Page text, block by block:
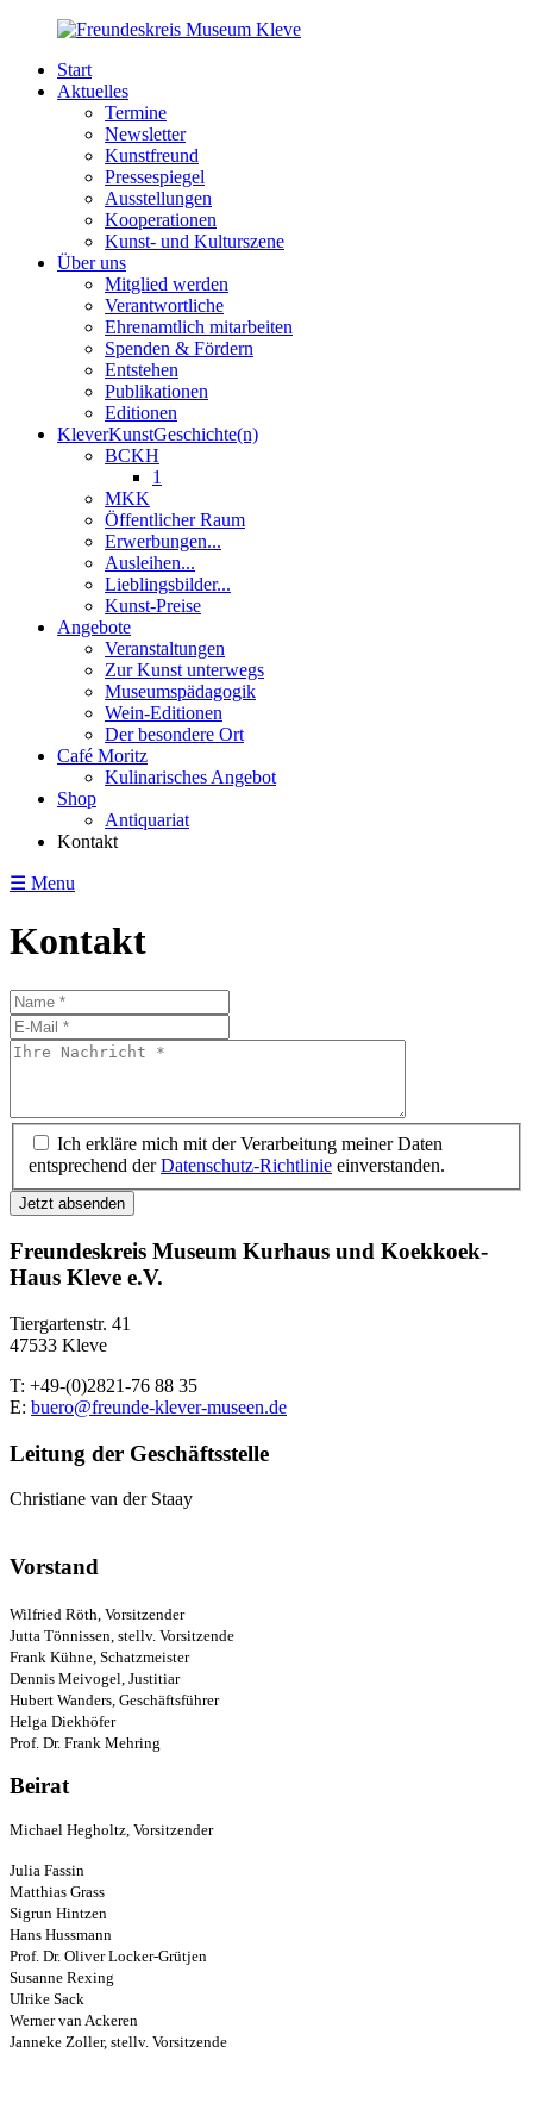
Start
Aktuelles
Termine
Newsletter
Kunstfreund
Pressespiegel
Ausstellungen
Kooperationen
Kunst- und Kulturszene
Über uns
Mitglied werden
Verantwortliche
Ehrenamtlich mitarbeiten
Spenden & Fördern
Entstehen
Publikationen
Editionen
KleverKunstGeschichte(n)
BCKH
1
MKK
Öffentlicher Raum
Erwerbungen...
Ausleihen...
Lieblingsbilder...
Kunst-Preise
Angebote
Veranstaltungen
Zur Kunst unterwegs
Museumspädagogik
Wein-Editionen
Der besondere Ort
Café Moritz
Kulinarisches Angebot
Shop
Antiquariat
Kontakt
☰ Menu
Kontakt
Ich erkläre mich mit der Verarbeitung meiner Daten
entsprechend derDatenschutz-Richtlinie einverstanden.
Jetzt absenden
Freundeskreis Museum Kurhaus und Koekkoek-
Haus Kleve e.V.
Tiergartenstr. 41
47533 Kleve
T: +49-(0)2821-76 88 35
E: buero@freunde-klever-museen.de
Leitung der Geschäftsstelle
Christiane van der Staay
Vorstand
Wilfried Röth, Vorsitzender
Jutta Tönnissen, stellv. Vorsitzende
Frank Kühne, Schatzmeister
Dennis Meivogel, Justitiar
Hubert Wanders, Geschäftsführer
Helga Diekhöfer
Prof. Dr. Frank Mehring
Beirat
Michael Hegholtz, Vorsitzender
Julia Fassin
Matthias Grass
Sigrun Hintzen
Hans Hussmann
Prof. Dr. Oliver Locker-Grütjen
Susanne Rexing
Ulrike Sack
Werner van Ackeren
Janneke Zoller, stellv. Vorsitzende